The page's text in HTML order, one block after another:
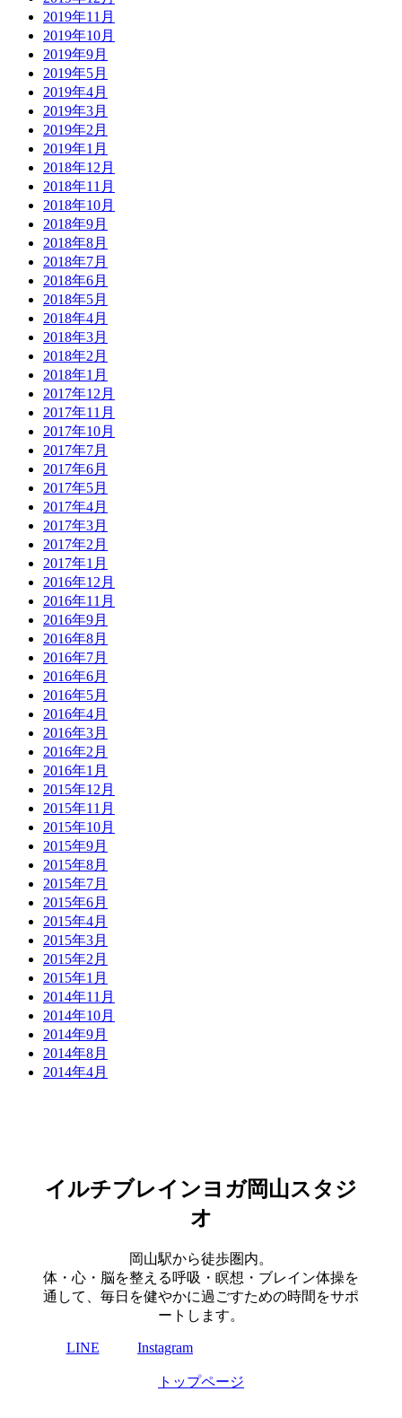
2019年11月
2019年10月
2019年9月
2019年5月
2019年4月
2019年3月
2019年2月
2019年1月
2018年12月
2018年11月
2018年10月
2018年9月
2018年8月
2018年7月
2018年6月
2018年5月
2018年4月
2018年3月
2018年2月
2018年1月
2017年12月
2017年11月
2017年10月
2017年7月
2017年6月
2017年5月
2017年4月
2017年3月
2017年2月
2017年1月
2016年12月
2016年11月
2016年9月
2016年8月
2016年7月
2016年6月
2016年5月
2016年4月
2016年3月
2016年2月
2016年1月
2015年12月
2015年11月
2015年10月
2015年9月
2015年8月
2015年7月
2015年6月
2015年4月
2015年3月
2015年2月
2015年1月
2014年11月
2014年10月
2014年9月
2014年8月
2014年4月
イルチブレインヨガ岡山スタジ
オ
岡山駅から徒歩圏内。
体・心・脳を整える呼吸・瞑想・ブレイン体操を
通して、毎日を健やかに過ごすための時間をサポ
ートします。
LINE Instagram
トップページ